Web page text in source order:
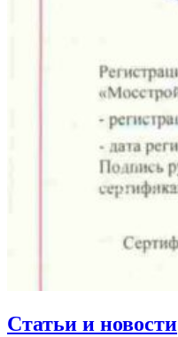
Статьи и новости